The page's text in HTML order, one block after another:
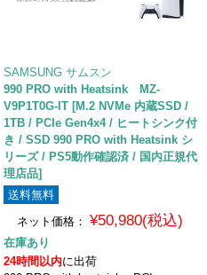
SAMSUNG サムスン
990 PRO with Heatsink MZ-
V9P1T0G-IT [M.2 NVMe 内蔵SSD /
1TB / PCIe Gen4x4 / ヒートシンク付
き / SSD 990 PRO with Heatsink シ
リーズ / PS5動作確認済 / 国内正規代
理店品]
送料無料
ネット価格： ¥50,980(税込)
在庫あり
24時間以内に出荷